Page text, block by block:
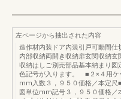
左ページから抽出された内容
造作材内装ドア内装引戸可動間仕
内部収納両開き収納扉玄関収納
収納はしご別売部品基本納まり図
色記号が入ります。 ■２×４用
mm入数３，９５０価格／本定
図単位mm記号３，９５０価格／